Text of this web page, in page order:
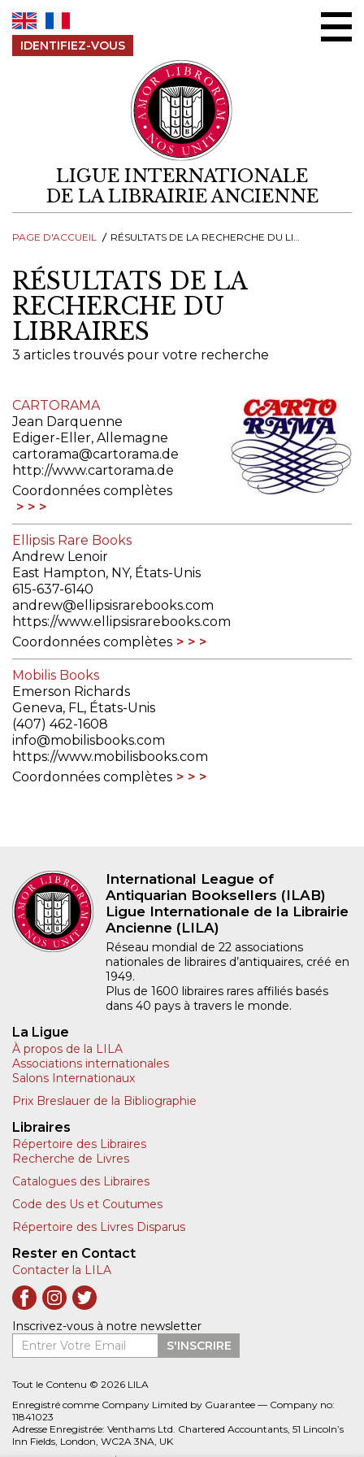
IDENTIFIEZ-VOUS
LIGUE INTERNATIONALE
DE LA LIBRAIRIE ANCIENNE
PAGE D'ACCUEIL RÉSULTATS DE LA RECHERCHE DU LIBRAIRES
RÉSULTATS DE LA
RECHERCHE DU
LIBRAIRES
3 articles trouvés pour votre recherche
CARTORAMA
Jean Darquenne
Ediger-Eller, Allemagne
cartorama@cartorama.de
http://www.cartorama.de
Coordonnées complètes
Ellipsis Rare Books
Andrew Lenoir
East Hampton, NY, États-Unis
615-637-6140
andrew@ellipsisrarebooks.com
https://www.ellipsisrarebooks.com
Coordonnées complètes
Mobilis Books
Emerson Richards
Geneva, FL, États-Unis
(407) 462-1608
info@mobilisbooks.com
https://www.mobilisbooks.com
Coordonnées complètes
International League of
Antiquarian Booksellers (ILAB)
Ligue Internationale de la Librairie
Ancienne (LILA)
Réseau mondial de 22 associations
nationales de libraires d’antiquaires, créé en
1949.
Plus de 1600 libraires rares affiliés basés
dans 40 pays à travers le monde.
La Ligue
À propos de la LILA
Associations internationales
Salons Internationaux
Prix Breslauer de la Bibliographie
Libraires
Répertoire des Libraires
Recherche de Livres
Catalogues des Libraires
Code des Us et Coutumes
Répertoire des Livres Disparus
Rester en Contact
Contacter la LILA
Inscrivez-vous à notre newsletter
Entrer Votre Email
S'INSCRIRE
Tout le Contenu © 2026 LILA
Enregistré comme Company Limited by Guarantee — Company no:
11841023
Adresse Enregistrée: Venthams Ltd. Chartered Accountants, 51 Lincoln’s
Inn Fields, London, WC2A 3NA, UK